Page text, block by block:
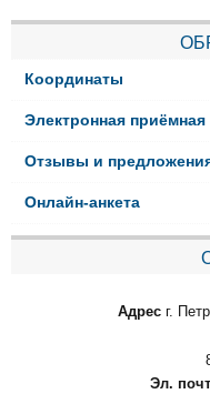
Координаты
Электронная приёмная
Отзывы и
Онлайн-анкета
Адрес г.
Эл.